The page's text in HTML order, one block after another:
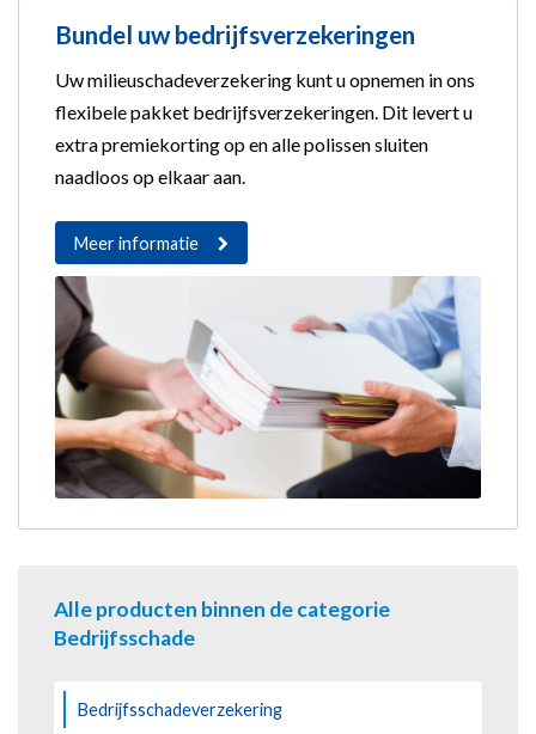
Bundel uw bedrijfsverzekeringen
Uw milieuschadeverzekering kunt u opnemen in ons
flexibele pakket bedrijfsverzekeringen. Dit levert u
extra premiekorting op en alle polissen sluiten
naadloos op elkaar aan.
Meer informatie
Alle producten binnen de categorie
Bedrijfsschade
Bedrijfsschadeverzekering